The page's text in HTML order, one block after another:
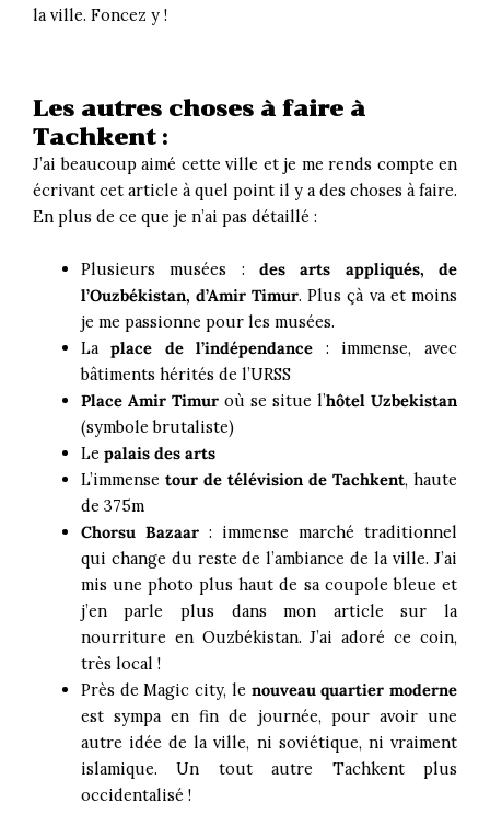
la ville. Foncez y !
Les autres choses à faire à
Tachkent :
J’ai beaucoup aimé cette ville et je me rends compte en
écrivant cet article à quel point il y a des choses à faire.
En plus de ce que je n’ai pas détaillé :
Plusieurs musées : des arts appliqués, de
l’Ouzbékistan, d’Amir Timur. Plus çà va et moins
je me passionne pour les musées.
Laplace de l’indépendance : immense, avec
bâtiments hérités de l’URSS
Place Amir Timuroù se situe l’hôtel Uzbekistan
(symbole brutaliste)
Le palais des arts
L’immense tour de télévision de Tachkent, haute
de 375m
Chorsu Bazaar: immense marché traditionnel
qui change du reste de l’ambiance de la ville. J’ai
mis une photo plus haut de sa coupole bleue et
j’en parle plus dans mon article sur la
nourriture en Ouzbékistan. J’ai adoré ce coin,
très local !
Près de Magic city, le nouveau quartier moderne
est sympa en fin de journée, pour avoir une
autre idée de la ville, ni soviétique, ni vraiment
islamique. Un tout autre Tachkent plus
occidentalisé !